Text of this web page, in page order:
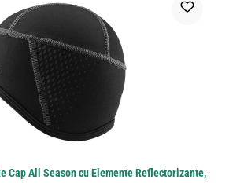
Cap All Season cu Elemente Reflectorizante,